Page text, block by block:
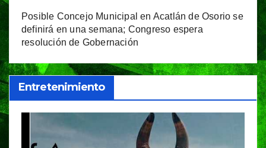
Posible Concejo Municipal en Acatlán de Osorio se
definirá en una semana; Congreso espera
resolución de Gobernación
Entretenimiento